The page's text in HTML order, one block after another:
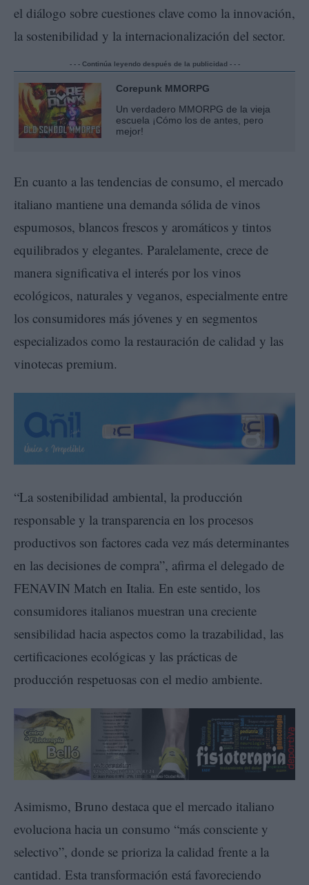
el diálogo sobre cuestiones clave como la innovación,
la sostenibilidad y la internacionalización del sector.
- - - Continúa leyendo después de la publicidad - - -
Corepunk MMORPG
Un verdadero MMORPG de la vieja
escuela ¡Cómo los de antes, pero
mejor!
En cuanto a las tendencias de consumo, el mercado
italiano mantiene una demanda sólida de vinos
espumosos, blancos frescos y aromáticos y tintos
equilibrados y elegantes. Paralelamente, crece de
manera significativa el interés por los vinos
ecológicos, naturales y veganos, especialmente entre
los consumidores más jóvenes y en segmentos
especializados como la restauración de calidad y las
vinotecas premium.
“La sostenibilidad ambiental, la producción
responsable y la transparencia en los procesos
productivos son factores cada vez más determinantes
en las decisiones de compra”, afirma el delegado de
FENAVIN Match en Italia. En este sentido, los
consumidores italianos muestran una creciente
sensibilidad hacia aspectos como la trazabilidad, las
certificaciones ecológicas y las prácticas de
producción respetuosas con el medio ambiente.
Asimismo, Bruno destaca que el mercado italiano
evoluciona hacia un consumo “más consciente y
selectivo”, donde se prioriza la calidad frente a la
cantidad. Esta transformación está favoreciendo